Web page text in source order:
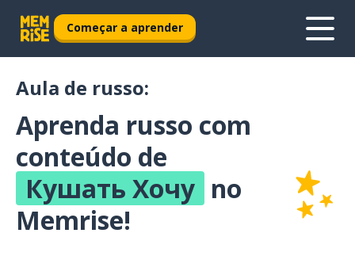
Começar a aprender
Aula de russo:
Aprenda russo com
conteúdo de
Кушать Хочу no
Memrise!